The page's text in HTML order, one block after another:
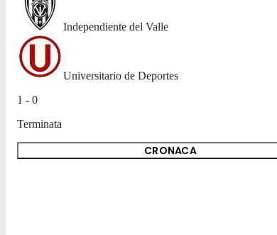
Independiente del Valle
Universitario de Deportes
1 - 0
Terminata
CRONACA